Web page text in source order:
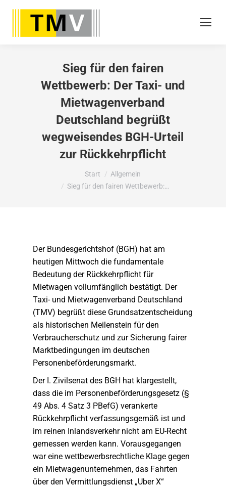
Sieg für den fairen
Wettbewerb: Der Taxi- und
Mietwagenverband
Deutschland begrüßt
wegweisendes BGH-Urteil
zur Rückkehrpflicht
Sie befinden sich hier:
Start
Allgemein
Sieg für den fairen Wettbewerb:…
Der Bundesgerichtshof (BGH) hat am
heutigen Mittwoch die fundamentale
Bedeutung der Rückkehrpflicht für
Mietwagen vollumfänglich bestätigt. Der
Taxi- und Mietwagenverband Deutschland
(TMV) begrüßt diese Grundsatzentscheidung
als historischen Meilenstein für den
Verbraucherschutz und zur Sicherung fairer
Marktbedingungen im deutschen
Personenbeförderungsmarkt.
Der I. Zivilsenat des BGH hat klargestellt,
dass die im Personenbeförderungsgesetz (§
49 Abs. 4 Satz 3 PBefG) verankerte
Rückkehrpflicht verfassungsgemäß ist und
im reinen Inlandsverkehr nicht am EU-Recht
gemessen werden kann. Vorausgegangen
war eine wettbewerbsrechtliche Klage gegen
ein Mietwagenunternehmen, das Fahrten
über den Vermittlungsdienst „Uber X“